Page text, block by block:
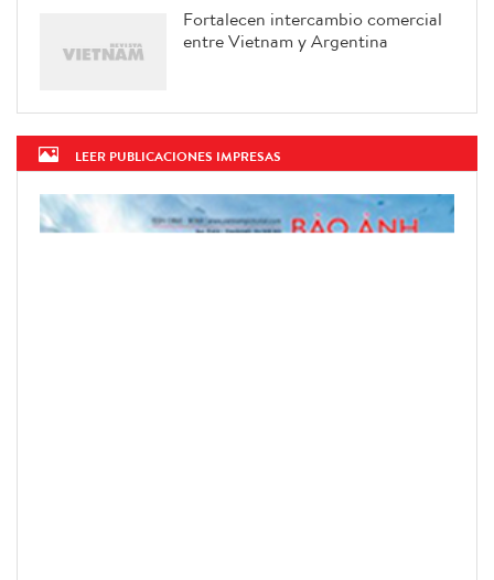
Fortalecen intercambio comercial
entre Vietnam y Argentina
LEER PUBLICACIONES IMPRESAS